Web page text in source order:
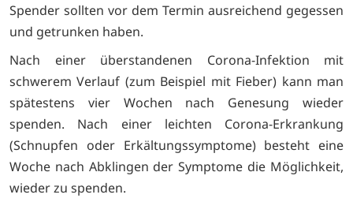
Spender sollten vor dem Termin ausreichend gegessen
und getrunken haben.
Nach einer überstandenen Corona-Infektion mit
schwerem Verlauf (zum Beispiel mit Fieber) kann man
spätestens vier Wochen nach Genesung wieder
spenden. Nach einer leichten Corona-Erkrankung
(Schnupfen oder Erkältungssymptome) besteht eine
Woche nach Abklingen der Symptome die Möglichkeit,
wieder zu spenden.